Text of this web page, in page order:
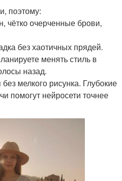
поэтому:
чётко очерченные брови,
без хаотичных прядей.
менять стиль в
назад.
мелкого рисунка. Глубокие
помогут нейросети точнее